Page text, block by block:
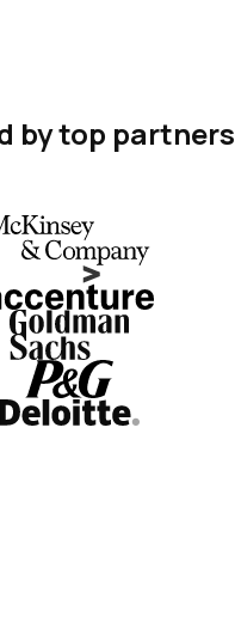
by top partners